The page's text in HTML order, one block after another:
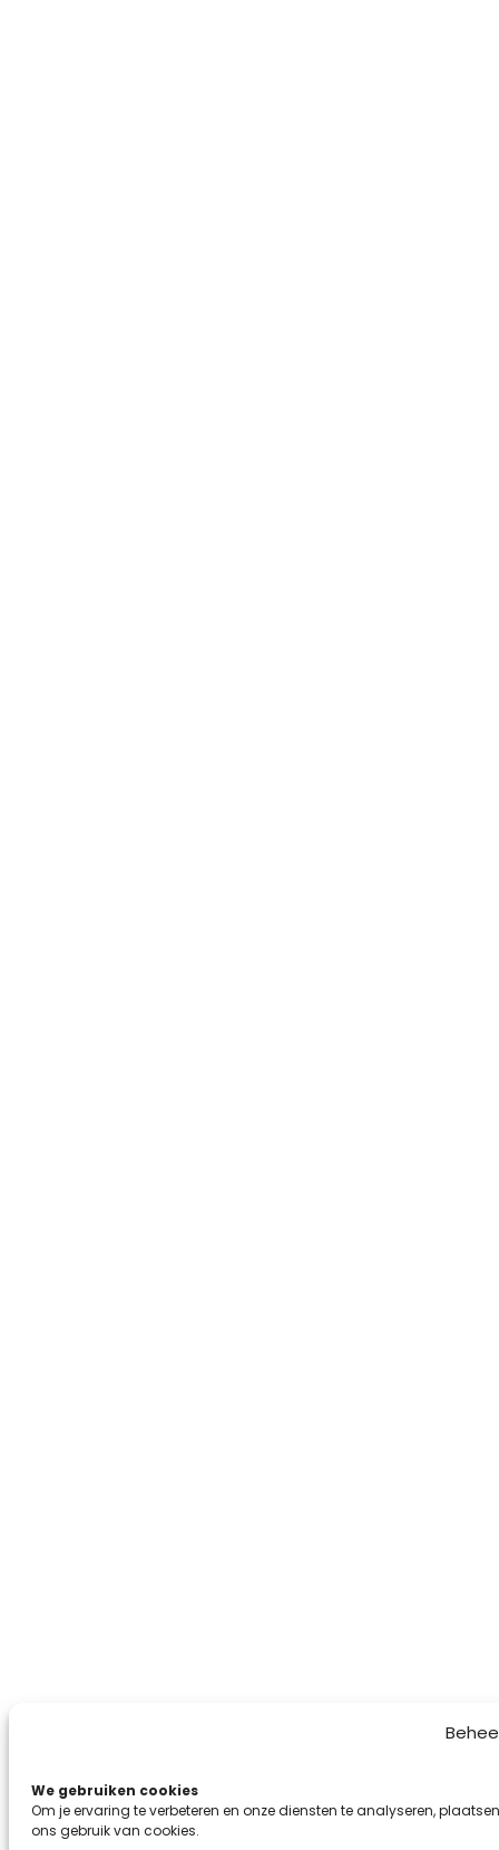
We gebruiken cookies
Om je ervaring te verbeteren en onze diensten te analyseren,
ons gebruik van cookies.